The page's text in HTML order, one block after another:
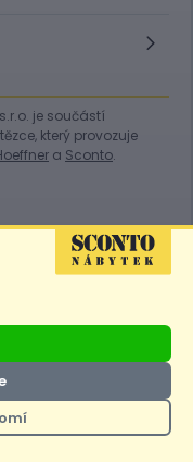
je součástí
který provozuje
a Sconto.
následovně. Běžná
Clubu, **Akční
# Nejnižší cena za 30
spotřebitele §12a je
dní, pokud není Nejnižší
detailu produktu.